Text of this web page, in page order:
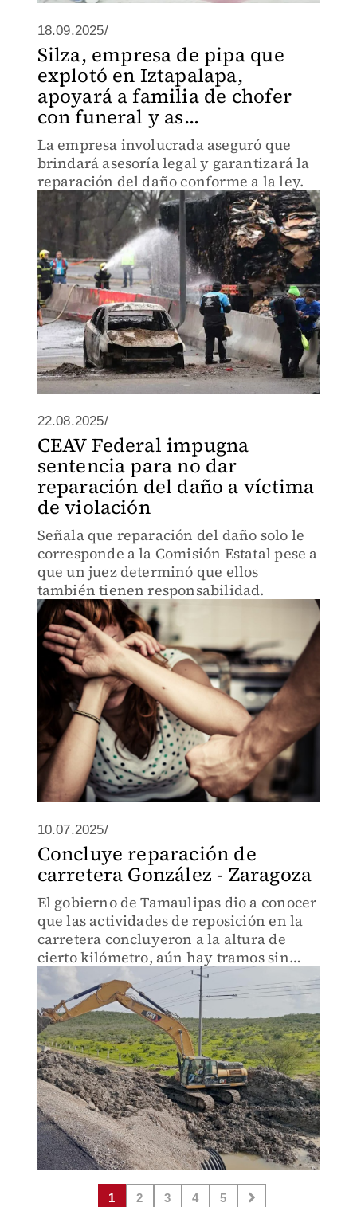
18.09.2025/
Silza, empresa de pipa que
explotó en Iztapalapa,
apoyará a familia de chofer
con funeral y as...
La empresa involucrada aseguró que
brindará asesoría legal y garantizará la
reparación del daño conforme a la ley.
22.08.2025/
CEAV Federal impugna
sentencia para no dar
reparación del daño a víctima
de violación
Señala que reparación del daño solo le
corresponde a la Comisión Estatal pese a
que un juez determinó que ellos
también tienen responsabilidad.
10.07.2025/
Concluye reparación de
carretera González - Zaragoza
El gobierno de Tamaulipas dio a conocer
que las actividades de reposición en la
carretera concluyeron a la altura de
cierto kilómetro, aún hay tramos sin
reparación, te decimos cuáles faltan.
1 2 3 4 5